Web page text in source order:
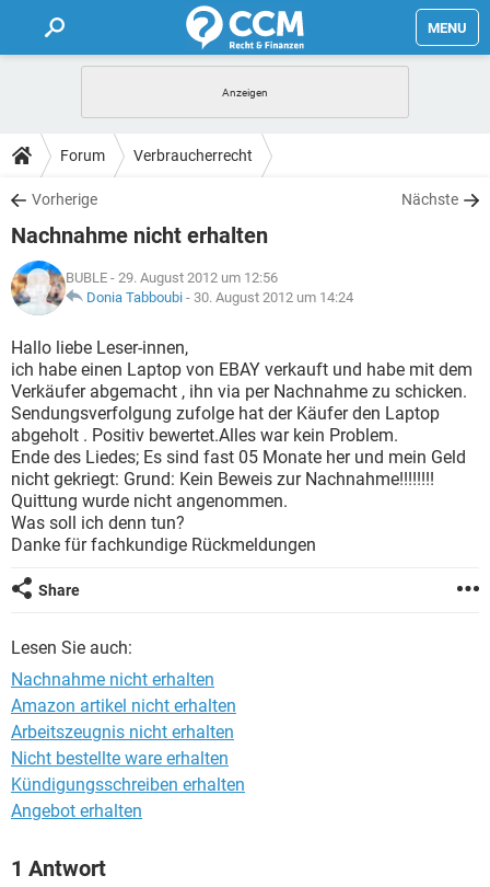
MENU
FORUM
TIPPS
Forum Verbraucherrecht
Vorherige Nächste
Nachnahme nicht erhalten
BUBLE - 29. August 2012 um 12:56
Donia Tabboubi - 30. August 2012 um 14:24
Hallo liebe Leser-innen,
ich habe einen Laptop von EBAY verkauft und habe mit dem
Verkäufer abgemacht , ihn via per Nachnahme zu schicken.
Sendungsverfolgung zufolge hat der Käufer den Laptop
abgeholt . Positiv bewertet.Alles war kein Problem.
Ende des Liedes; Es sind fast 05 Monate her und mein Geld
nicht gekriegt: Grund: Kein Beweis zur Nachnahme!!!!!!!!
Quittung wurde nicht angenommen.
Was soll ich denn tun?
Danke für fachkundige Rückmeldungen
Share
Lesen Sie auch:
Nachnahme nicht erhalten
Amazon artikel nicht erhalten
Arbeitszeugnis nicht erhalten
Nicht bestellte ware erhalten
Kündigungsschreiben erhalten
Angebot erhalten
1 Antwort